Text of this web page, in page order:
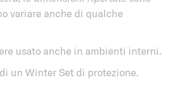
variare anche di qualche
usato anche in ambienti interni.
un Winter Set di protezione.